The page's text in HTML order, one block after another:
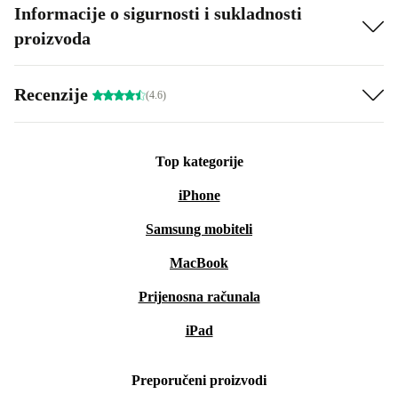
Informacije o sigurnosti i sukladnosti
proizvoda
Recenzije (4.6)
Top kategorije
iPhone
Samsung mobiteli
MacBook
Prijenosna računala
iPad
Preporučeni proizvodi